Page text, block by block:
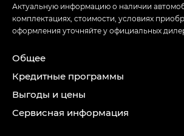
Актуальную информацию о наличии
комплектациях, стоимости, условиях
оформления уточняйте у официальных
Общее
Кредитные программы
Выгоды и цены
Сервисная информация